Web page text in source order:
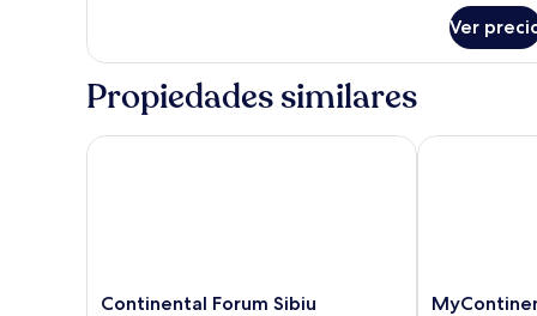
doble
diseñador
Ver
Propiedades similares
Continental
Continental Forum Sibiu
Continental Forum Sibiu